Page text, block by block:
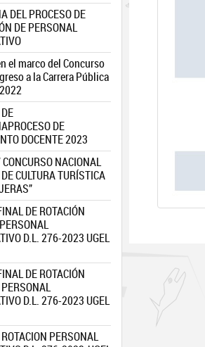
DEL PROCESO DE
DE PERSONAL
el marco del Concurso
a la Carrera Pública
DE
DOCENTE 2023
NACIONAL
CULTURA TURÍSTICA
DE ROTACIÓN
D.L. 276-2023 UGEL
DE ROTACIÓN
D.L. 276-2023 UGEL
PERSONAL